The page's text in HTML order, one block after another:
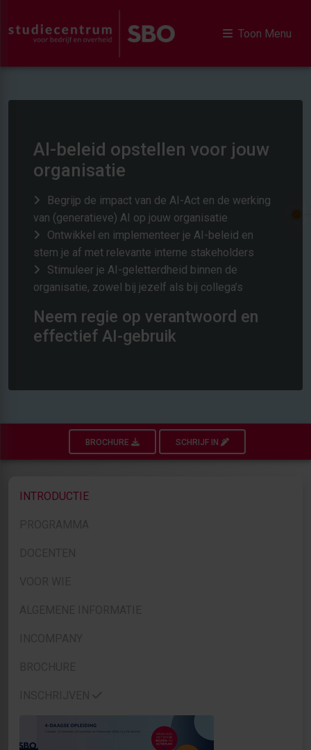
Toon Menu
AI-beleid opstellen voor jouw
organisatie
Begrijp de impact van de AI-Act en de werking
van (generatieve) AI op jouw organisatie
Ontwikkel en implementeer je AI-beleid en
stem je af met relevante interne stakeholders
Stimuleer je AI-geletterdheid binnen de
organisatie, zowel bij jezelf als bij collega’s
Neem regie op verantwoord en
effectief AI-gebruik
BROCHURE SCHRIJF IN
INTRODUCTIE